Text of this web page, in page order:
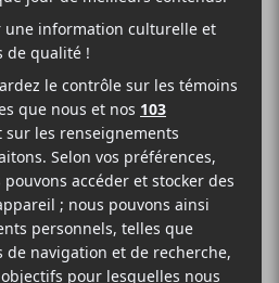
Magic
23:30 19,50$